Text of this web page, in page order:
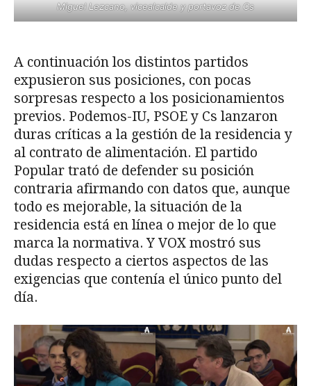
Miguel Lezcano, vicealcalde y portavoz de Cs
A continuación los distintos partidos
expusieron sus posiciones, con pocas
sorpresas respecto a los posicionamientos
previos. Podemos-IU, PSOE y Cs lanzaron
duras críticas a la gestión de la residencia y
al contrato de alimentación. El partido
Popular trató de defender su posición
contraria afirmando con datos que, aunque
todo es mejorable, la situación de la
residencia está en línea o mejor de lo que
marca la normativa. Y VOX mostró sus
dudas respecto a ciertos aspectos de las
exigencias que contenía el único punto del
día.